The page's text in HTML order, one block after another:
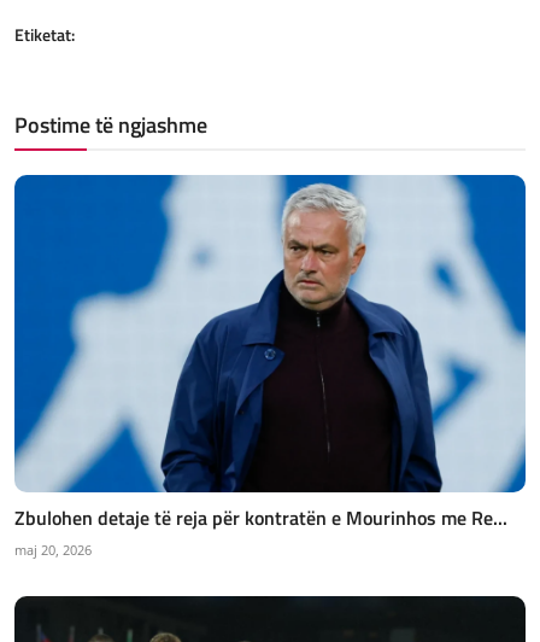
Etiketat:
Postime të ngjashme
Zbulohen detaje të reja për kontratën e Mourinhos me Re...
maj 20, 2026